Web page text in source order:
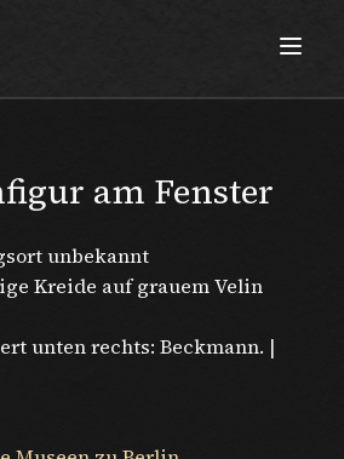
am Fenster
unbekannt
Kreide auf grauem Velin
unten rechts: Beckmann. |